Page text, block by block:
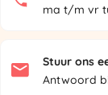
ma t/m vr
Stuur ons
Antwoord